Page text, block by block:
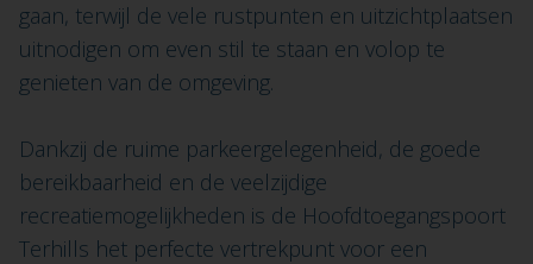
gaan, terwijl de vele rustpunten en uitzichtplaatsen
uitnodigen om even stil te staan en volop te
genieten van de omgeving.
Dankzij de ruime parkeergelegenheid, de goede
bereikbaarheid en de veelzijdige
recreatiemogelijkheden is de Hoofdtoegangspoort
Terhills het perfecte vertrekpunt voor een